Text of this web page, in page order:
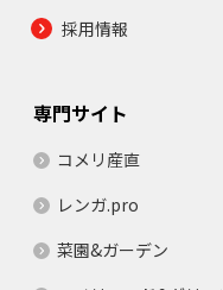
採用情報
専門サイト
コメリ産直
レンガ.pro
菜園&ガーデン